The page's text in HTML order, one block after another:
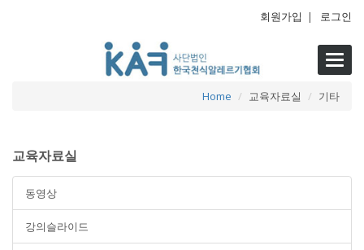
회원가입 | 로그인
Home
교육자료실 기타
교육자료실
동영상
강의슬라이드